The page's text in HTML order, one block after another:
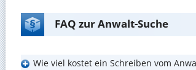
FAQ zur Anwalt-Suche
Wie viel kostet ein Schreiben vom